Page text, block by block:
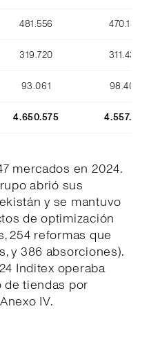
481.556 470.134
319.720 311.436
93.061 98.409
4.650.575 4.557.170
mercados en 2024.
abrió sus
y se mantuvo
de optimización
254 reformas que
y 386 absorciones).
Inditex operaba
de tiendas por
IV.